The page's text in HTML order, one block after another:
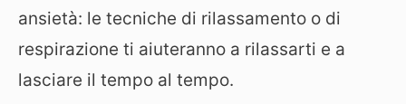
ansietà: le tecniche di rilassamento o di
respirazione ti aiuteranno a rilassarti e a
lasciare il tempo al tempo.